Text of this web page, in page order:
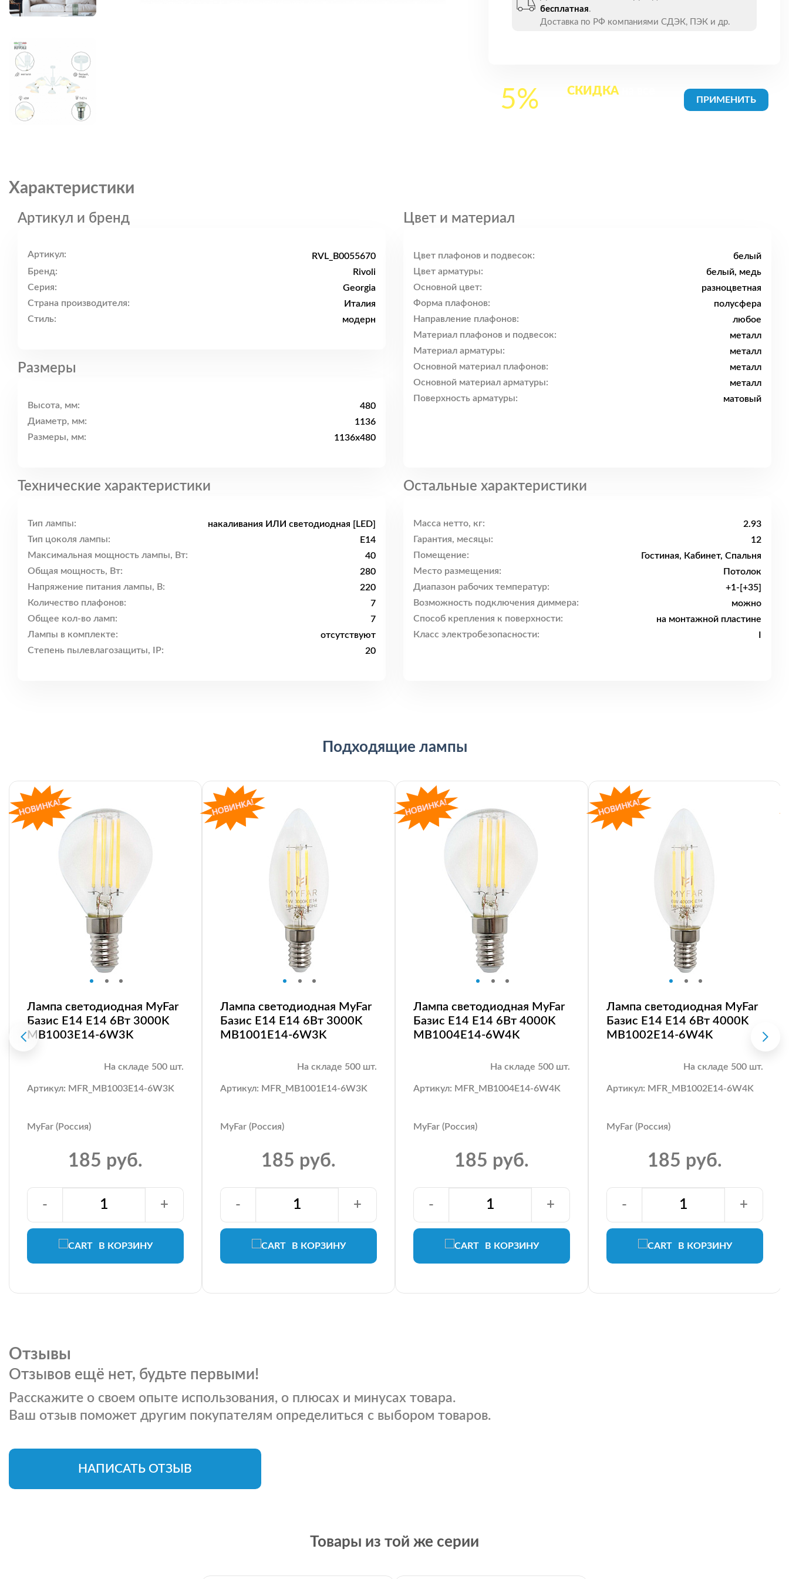
бесплатная.
Доставка по РФ компаниями СДЭК, ПЭК и др.
5% СКИДКА
Характеристики
Артикул и бренд
Артикул:
RVL_B0055670
Бренд:
Rivoli
Серия:
Georgia
Страна производителя:
Италия
Стиль:
модерн
Размеры
Высота, мм:
480
Диаметр, мм:
1136
Размеры, мм:
1136x480
Цвет и материал
Цвет плафонов и подвесок:
белый
Цвет арматуры:
белый, медь
Основной цвет:
разноцветная
Форма плафонов:
полусфера
Направление плафонов:
любое
Материал плафонов и подвесок:
металл
Материал арматуры:
металл
Основной материал плафонов:
металл
Основной материал арматуры:
металл
Поверхность арматуры:
матовый
Технические характеристики
Тип лампы:
накаливания ИЛИ светодиодная [LED]
Тип цоколя лампы:
E14
Максимальная мощность лампы, Вт:
40
Общая мощность, Вт:
280
Напряжение питания лампы, В:
220
Количество плафонов:
7
Общее кол-во ламп:
7
Лампы в комплекте:
отсутствуют
Степень пылевлагозащиты, IP:
20
Остальные характеристики
Масса нетто, кг:
2.93
Гарантия, месяцы:
12
Помещение:
Гостиная, Кабинет, Спальня
Место размещения:
Потолок
Диапазон рабочих температур:
+1-[+35]
Возможность подключения диммера:
можно
Способ крепления к поверхности:
на монтажной пластине
Класс электробезопасности:
I
Подходящие лампы
Лампа светодиодная MyFar
Базис E14 E14 6Вт 3000K
MB1003E14-6W3K
На складе 500 шт.
Артикул: MFR_MB1003E14-6W3K
MyFar (Россия)
185 руб.
В КОРЗИНУ
- +
Лампа светодиодная MyFar
Базис E14 E14 6Вт 3000K
MB1001E14-6W3K
На складе 500 шт.
Артикул: MFR_MB1001E14-6W3K
MyFar (Россия)
185 руб.
В КОРЗИНУ
- +
Лампа светодиодная MyFar
Базис E14 E14 6Вт 4000K
MB1004E14-6W4K
На складе 500 шт.
Артикул: MFR_MB1004E14-6W4K
MyFar (Россия)
185 руб.
В КОРЗИНУ
- +
Лампа светодиодная MyFar
Базис E14 E14 6Вт 4000K
MB1002E14-6W4K
На складе 500 шт.
Артикул: MFR_MB1002E14-6W4K
MyFar (Россия)
185 руб.
В КОРЗИНУ
- +
Отзывы
Отзывов ещё нет, будьте первыми!
Расскажите о своем опыте использования, о плюсах и минусах товара.
Ваш отзыв поможет другим покупателям определиться с выбором товаров.
НАПИСАТЬ ОТЗЫВ
Товары из той же серии